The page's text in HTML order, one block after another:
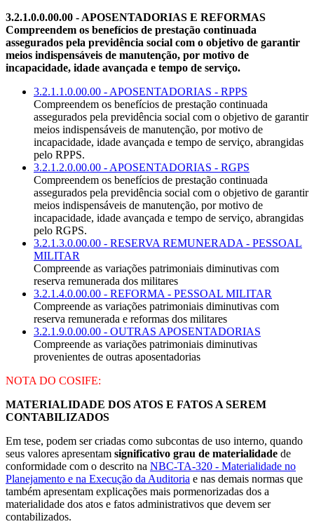
3.2.1.0.0.00.00 - APOSENTADORIAS E REFORMAS
Compreendem os benefícios de prestação continuada
assegurados pela previdência social com o objetivo de garantir
meios indispensáveis de manutenção, por motivo de
incapacidade, idade avançada e tempo de serviço.
3.2.1.1.0.00.00 - APOSENTADORIAS - RPPS
Compreendem os benefícios de prestação continuada
assegurados pela previdência social com o objetivo de garantir
meios indispensáveis de manutenção, por motivo de
incapacidade, idade avançada e tempo de serviço, abrangidas
pelo RPPS.
3.2.1.2.0.00.00 - APOSENTADORIAS - RGPS
Compreendem os benefícios de prestação continuada
assegurados pela previdência social com o objetivo de garantir
meios indispensáveis de manutenção, por motivo de
incapacidade, idade avançada e tempo de serviço, abrangidas
pelo RGPS.
3.2.1.3.0.00.00 - RESERVA REMUNERADA - PESSOAL
MILITAR
Compreende as variações patrimoniais diminutivas com
reserva remunerada dos militares
3.2.1.4.0.00.00 - REFORMA - PESSOAL MILITAR
Compreende as variações patrimoniais diminutivas com
reserva remunerada e reformas dos militares
3.2.1.9.0.00.00 - OUTRAS APOSENTADORIAS
Compreende as variações patrimoniais diminutivas
provenientes de outras aposentadorias
NOTA DO COSIFE:
MATERIALIDADE DOS ATOS E FATOS A SEREM
CONTABILIZADOS
Em tese, podem ser criadas como subcontas de uso interno, quando
seus valores apresentam significativo grau de materialidade de
conformidade com o descrito na NBC-TA-320 - Materialidade no
Planejamento e na Execução da Auditoria e nas demais normas que
também apresentam explicações mais pormenorizadas dos a
materialidade dos atos e fatos administrativos que devem ser
contabilizados.